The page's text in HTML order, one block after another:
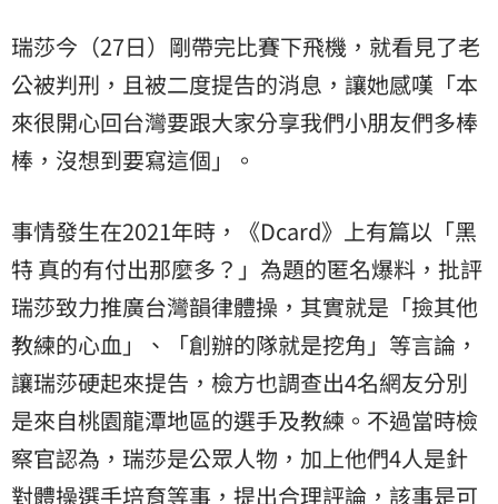
瑞莎今（27日）剛帶完比賽下飛機，就看見了老
公被判刑，且被二度提告的消息，讓她感嘆「本
來很開心回台灣要跟大家分享我們小朋友們多棒
棒，沒想到要寫這個」。
事情發生在2021年時，《Dcard》上有篇以「黑
特 真的有付出那麼多？」為題的匿名爆料，批評
瑞莎致力推廣台灣韻律體操，其實就是「撿其他
教練的心血」、「創辦的隊就是挖角」等言論，
讓瑞莎硬起來提告，檢方也調查出4名網友分別
是來自桃園龍潭地區的選手及教練。不過當時檢
察官認為，瑞莎是公眾人物，加上他們4人是針
對體操選手培育等事，提出合理評論，該事是可